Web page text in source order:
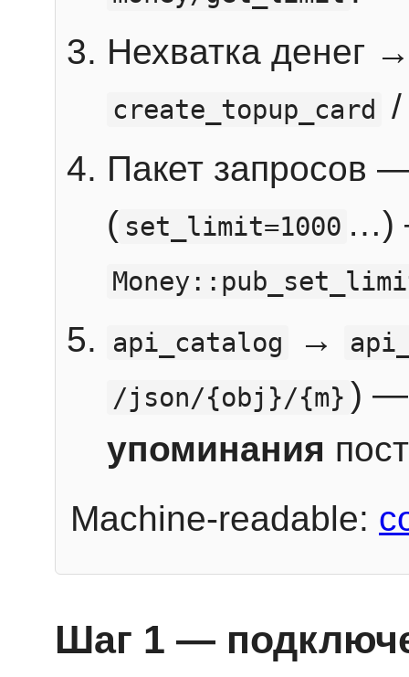
Нехватка денег
create_topup_card
Пакет запросов
( set_limit=1000 …)
api_catalog
→
/json/{obj}/{m} ) —
упоминания
Machine-readable:
Шаг 1 —